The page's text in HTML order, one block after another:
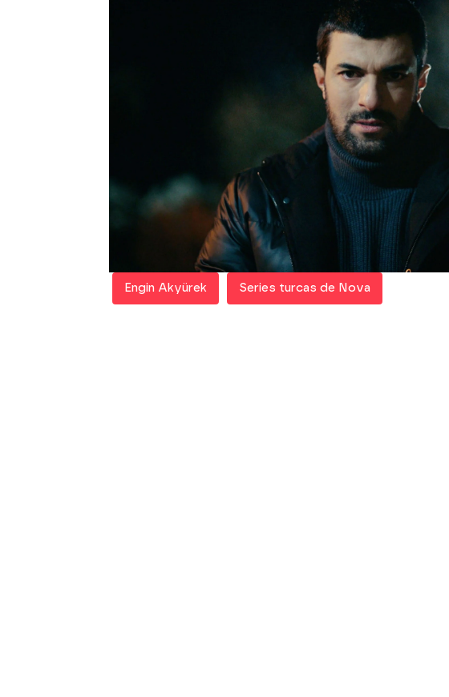
, para
con Mavi. Este hecho hace mucho
decide huir al hotel con su abuelo
Güven desde el principio ha
tanto con Nare como sin ella, y
excusa perfecta.
Melek no quiere irse sin
algo que Güven quiere
le interceptará. Que es justo lo
que su hija no está en la mansión
a la pequeña.
¿Se llevará finalmente Güven a
Engin Akyürek Series turcas de Nova